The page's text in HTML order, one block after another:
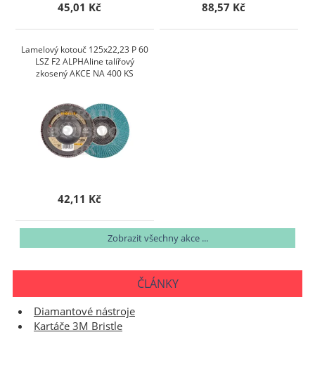
45,01 Kč 88,57 Kč
Lamelový kotouč 125x22,23 P 60
LSZ F2 ALPHAline talířový
zkosený AKCE NA 400 KS
42,11 Kč
Zobrazit všechny akce ...
ČLÁNKY
Diamantové nástroje
Kartáče 3M Bristle